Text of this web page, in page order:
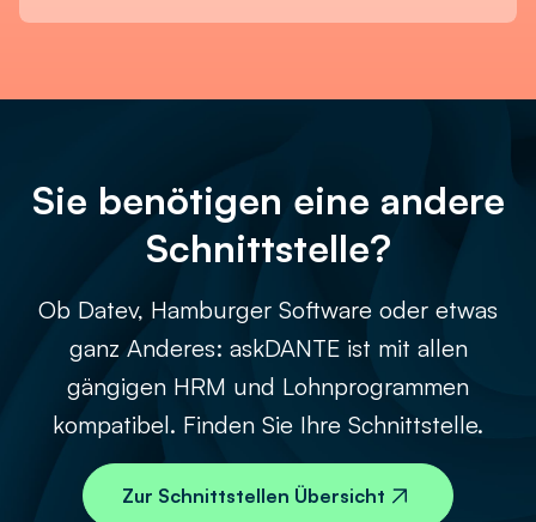
Sie benötigen eine andere
Schnittstelle?
Ob Datev, Hamburger Software oder etwas
ganz Anderes: askDANTE ist mit allen
gängigen HRM und Lohnprogrammen
kompatibel. Finden Sie Ihre Schnittstelle.
Zur Schnittstellen Übersicht